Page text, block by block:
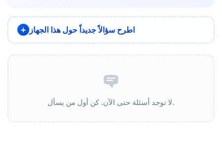
اطرح سؤالاً جديداً حول هذا الجهاز
لا توجد أسئلة حتى الآن. كن أول من يسأل.